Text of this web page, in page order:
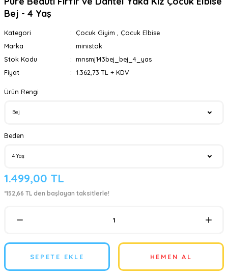
Bej - 4 Yaş
Kategori Çocuk Giyim
Çocuk Elbise
Marka
ministok
Stok Kodu
mnsmj143bej_bej_4_yas
Fiyat
1.362,73 TL + KDV
Ürün Rengi
Beden
1.499,00 TL
*152,66 TL den başlayan taksitlerle!
SEPETE EKLE HEMEN AL